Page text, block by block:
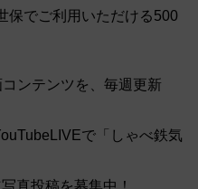
保でご利用いただける500
ンテンツを、毎週更新
で「しゃべ鉄気